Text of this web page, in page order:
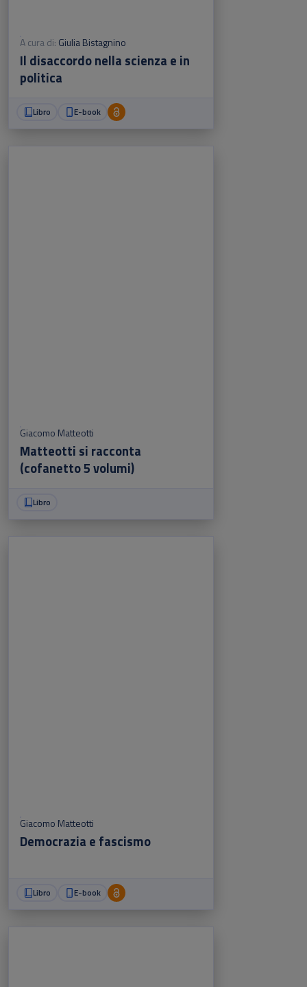
A cura di: Giulia Bistagnino
Il disaccordo nella scienza e in
politica
Libro E-book
Giacomo Matteotti
Matteotti si racconta
(cofanetto 5 volumi)
Libro
Giacomo Matteotti
Democrazia e fascismo
Libro E-book